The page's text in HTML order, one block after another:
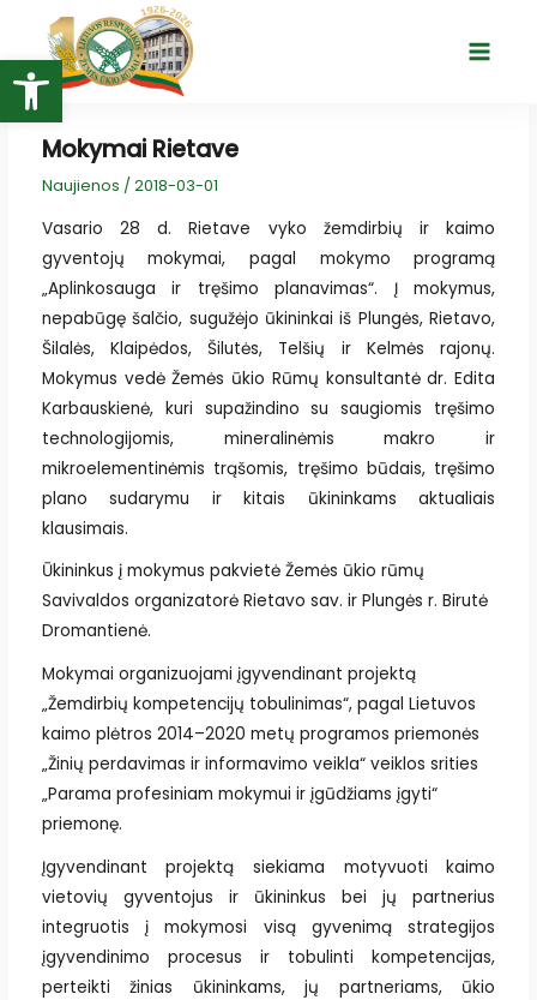
Open toolbar
turinio
Main
Mokymai Rietave
Naujienos / 2018-03-01
Vasario 28 d. Rietave vyko žemdirbių ir kaimo
gyventojų mokymai, pagal mokymo programą
„Aplinkosauga ir tręšimo planavimas“. Į mokymus,
nepabūgę šalčio, sugužėjo ūkininkai iš Plungės, Rietavo,
Šilalės, Klaipėdos, Šilutės, Telšių ir Kelmės rajonų.
Mokymus vedė Žemės ūkio Rūmų konsultantė dr. Edita
Karbauskienė, kuri supažindino su saugiomis tręšimo
technologijomis, mineralinėmis makro ir
mikroelementinėmis trąšomis, tręšimo būdais, tręšimo
plano sudarymu ir kitais ūkininkams aktualiais
klausimais.
Ūkininkus į mokymus pakvietė Žemės ūkio rūmų
Savivaldos organizatorė Rietavo sav. ir Plungės r. Birutė
Dromantienė.
Mokymai organizuojami įgyvendinant projektą
„Žemdirbių kompetencijų tobulinimas“, pagal Lietuvos
kaimo plėtros 2014–2020 metų programos priemonės
„Žinių perdavimas ir informavimo veikla“ veiklos srities
„Parama profesiniam mokymui ir įgūdžiams įgyti“
priemonę.
Įgyvendinant projektą siekiama motyvuoti kaimo
vietovių gyventojus ir ūkininkus bei jų partnerius
integruotis į mokymosi visą gyvenimą strategijos
įgyvendinimo procesus ir tobulinti kompetencijas,
perteikti žinias ūkininkams, jų partneriams, ūkio